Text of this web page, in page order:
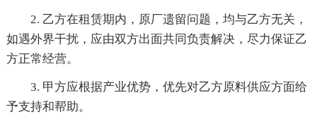
2. 乙方在租赁期内，原厂遗留问题，均与乙方无关，
如遇外界干扰，应由双方出面共同负责解决，尽力保证乙
方正常经营。
3. 甲方应根据产业优势，优先对乙方原料供应方面给
予支持和帮助。